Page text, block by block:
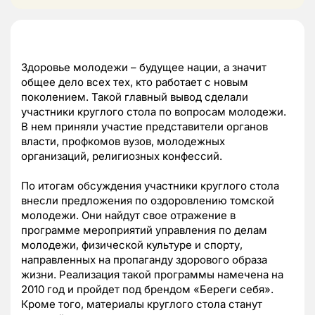
Здоровье молодежи – будущее нации, а значит
общее дело всех тех, кто работает с новым
поколением. Такой главный вывод сделали
участники круглого стола по вопросам молодежи.
В нем приняли участие представители органов
власти, профкомов вузов, молодежных
организаций, религиозных конфессий.
По итогам обсуждения участники круглого стола
внесли предложения по оздоровлению томской
молодежи. Они найдут свое отражение в
программе мероприятий управления по делам
молодежи, физической культуре и спорту,
направленных на пропаганду здорового образа
жизни. Реализация такой программы намечена на
2010 год и пройдет под брендом «Береги себя».
Кроме того, материалы круглого стола станут